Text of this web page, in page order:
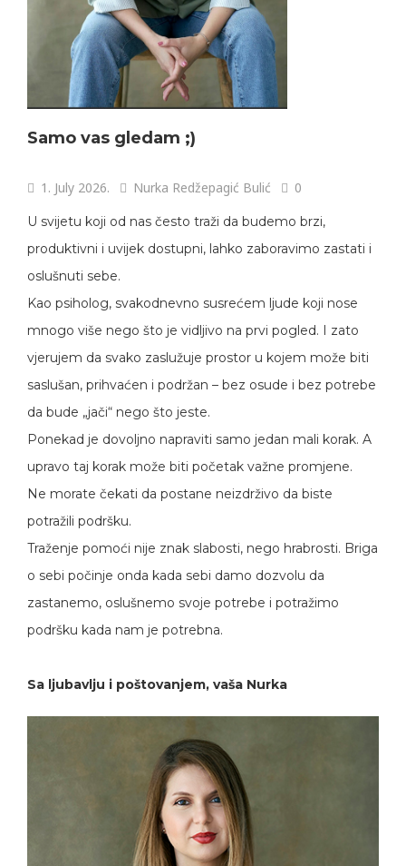
Samo vas gledam ;)
1. July 2026. Nurka Redžepagić Bulić 0
U svijetu koji od nas često traži da budemo brzi,
produktivni i uvijek dostupni, lahko zaboravimo zastati i
oslušnuti sebe.
Kao psiholog, svakodnevno susrećem ljude koji nose
mnogo više nego što je vidljivo na prvi pogled. I zato
vjerujem da svako zaslužuje prostor u kojem može biti
saslušan, prihvaćen i podržan – bez osude i bez potrebe
da bude „jači“ nego što jeste.
Ponekad je dovoljno napraviti samo jedan mali korak. A
upravo taj korak može biti početak važne promjene.
Ne morate čekati da postane neizdrživo da biste
potražili podršku.
Traženje pomoći nije znak slabosti, nego hrabrosti. Briga
o sebi počinje onda kada sebi damo dozvolu da
zastanemo, oslušnemo svoje potrebe i potražimo
podršku kada nam je potrebna.
Sa ljubavlju i poštovanjem, vaša Nurka